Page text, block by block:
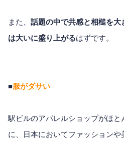
また、 話題の中で共感と相槌を
は大いに盛り上がるはずです。
■服がダサい
駅ビルのアパレルショップがほと
に、日本においてファッション